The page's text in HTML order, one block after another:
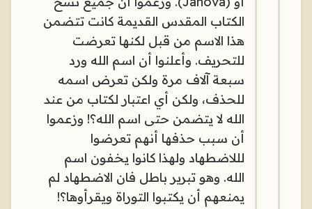
الكتاب المقدس القديمة كانت تتضمن
هذا الاسم من قبل لكنها تعرضت
للتحريف. وأعلنوا أن اسم الله ورد
سبعة آلاف مرة ولكن تعرض اسمه
للحذف، ولكن أي اعتبار لكتاب من عند
الله لا يتضمن حتى اسم الله؟! وزعموا
أن سبب حذفها أنهم تعرضوا
لللاضطهاد ولهذا كانوا يخفون اسم
الله. وهو تبرير باطل فان الاضطهاد لم
يمنعهم أن يكتبوا التوراة ويقرأوها؟!